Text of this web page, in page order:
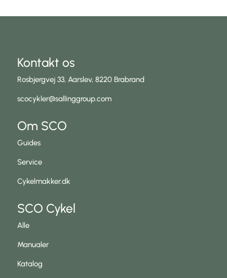
Kontakt os
Rosbjergvej 33, Aarslev, 8220 Brabrand
scocykler@sallinggroup.com
Om SCO
Guides
Service
Cykelmakker.dk
SCO Cykel
Alle
Manualer
Katalog